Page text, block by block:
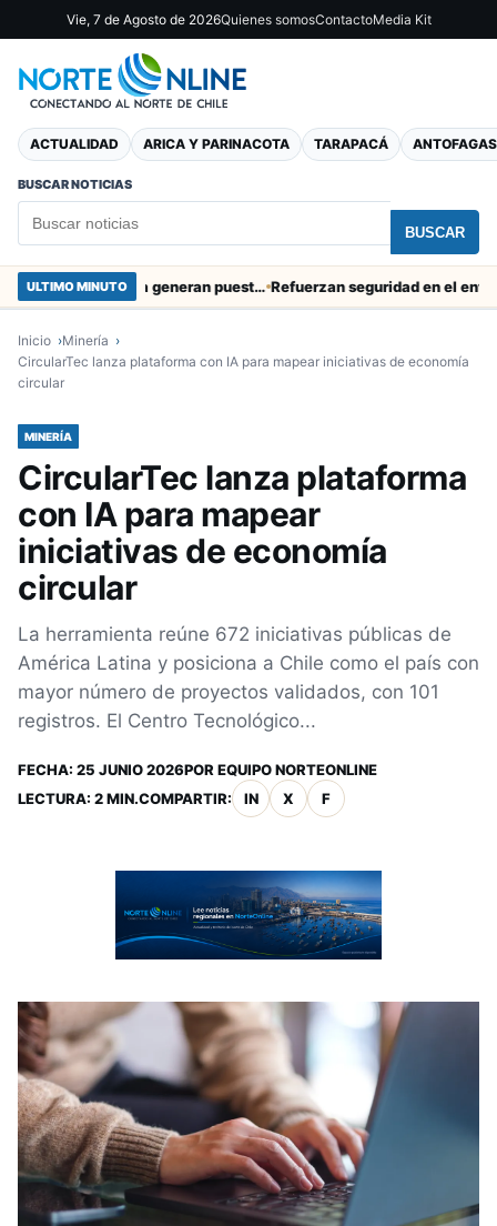
Vie, 7 de Agosto de 2026Quienes somosContactoMedia Kit
ACTUALIDAD ARICA Y PARINACOTA TARAPACÁ
BUSCAR NOTICIAS
BUSCAR
ULTIMO MINUTO Obras de Aguas del Altiplano en Arica generan puestos de trabajo Refuerzan seguridad en el entorno
Inicio
Minería
CircularTec lanza plataforma con IA para mapear iniciativas de economía
circular
MINERÍA
CircularTec lanza plataforma
con IA para mapear
iniciativas de economía
circular
La herramienta reúne 672 iniciativas públicas de
América Latina y posiciona a Chile como el país con
mayor número de proyectos validados, con 101
registros. El Centro Tecnológico...
FECHA: 25 JUNIO 2026POR EQUIPO NORTEONLINE
LECTURA: 2 MIN.COMPARTIR: IN X F